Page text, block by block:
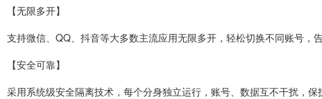
【无限多开】
支持微信、QQ、抖音等大多数主流应用无限多开，轻松切换不同账号，
【安全可靠】
采用系统级安全隔离技术，每个分身独立运行，账号、数据互不干扰，保